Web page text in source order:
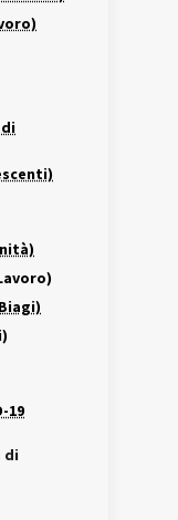
19
di